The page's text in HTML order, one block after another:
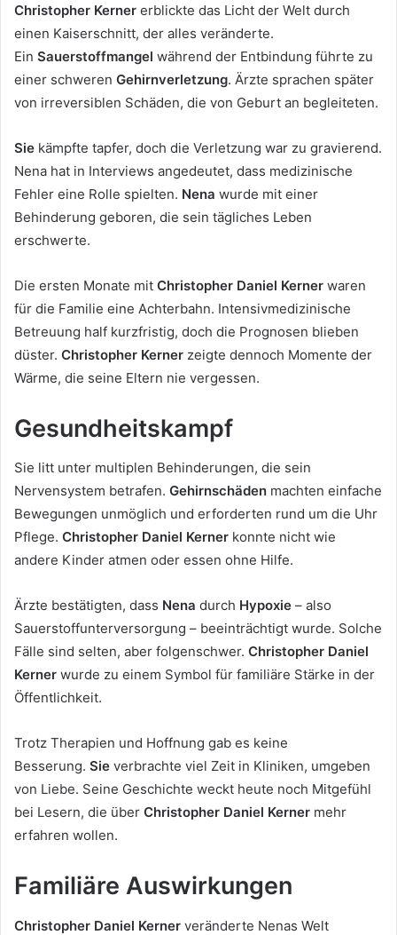
Christopher Kerner erblickte das Licht der Welt durch
einen Kaiserschnitt, der alles veränderte.
Ein Sauerstoffmangel während der Entbindung führte zu
einer schweren Gehirnverletzung. Ärzte sprachen später
von irreversiblen Schäden, die von Geburt an begleiteten.
Sie kämpfte tapfer, doch die Verletzung war zu gravierend.
Nena hat in Interviews angedeutet, dass medizinische
Fehler eine Rolle spielten. Nena wurde mit einer
Behinderung geboren, die sein tägliches Leben
erschwerte.
Die ersten Monate mit Christopher Daniel Kerner waren
für die Familie eine Achterbahn. Intensivmedizinische
Betreuung half kurzfristig, doch die Prognosen blieben
düster. Christopher Kerner zeigte dennoch Momente der
Wärme, die seine Eltern nie vergessen.
Gesundheitskampf
Sie litt unter multiplen Behinderungen, die sein
Nervensystem betrafen. Gehirnschäden machten einfache
Bewegungen unmöglich und erforderten rund um die Uhr
Pflege. Christopher Daniel Kerner konnte nicht wie
andere Kinder atmen oder essen ohne Hilfe.
Ärzte bestätigten, dass Nena durch Hypoxie – also
Sauerstoffunterversorgung – beeinträchtigt wurde. Solche
Fälle sind selten, aber folgenschwer. Christopher Daniel
Kerner wurde zu einem Symbol für familiäre Stärke in der
Öffentlichkeit.
Trotz Therapien und Hoffnung gab es keine
Besserung. Sie verbrachte viel Zeit in Kliniken, umgeben
von Liebe. Seine Geschichte weckt heute noch Mitgefühl
bei Lesern, die über Christopher Daniel Kerner mehr
erfahren wollen.
Familiäre Auswirkungen
Christopher Daniel Kerner veränderte Nenas Welt